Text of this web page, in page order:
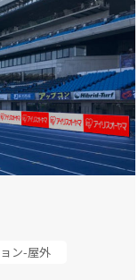
ン-屋外